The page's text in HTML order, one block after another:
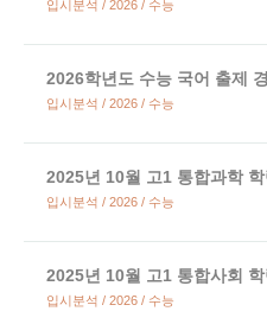
입시분석 / 2026 / 수능
2026학년도 수능 국어 출제
입시분석 / 2026 / 수능
2025년 10월 고1 통합과학
입시분석 / 2026 / 수능
2025년 10월 고1 통합사회
입시분석 / 2026 / 수능